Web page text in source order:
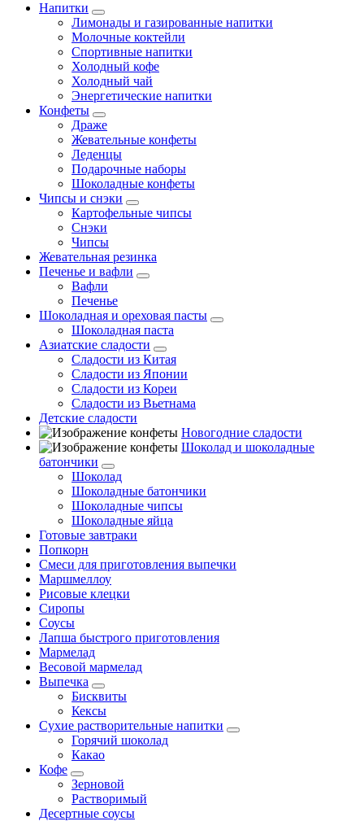
Напитки
Лимонады и газированные напитки
Молочные коктейли
Спортивные напитки
Холодный кофе
Холодный чай
Энергетические напитки
Конфеты
Драже
Жевательные конфеты
Леденцы
Подарочные наборы
Шоколадные конфеты
Чипсы и снэки
Картофельные чипсы
Снэки
Чипсы
Жевательная резинка
Печенье и вафли
Вафли
Печенье
Шоколадная и ореховая пасты
Шоколадная паста
Азиатские сладости
Сладости из Китая
Сладости из Японии
Сладости из Кореи
Сладости из Вьетнама
Детские сладости
Новогодние сладости
Шоколад и шоколадные
батончики
Шоколад
Шоколадные батончики
Шоколадные чипсы
Шоколадные яйца
Готовые завтраки
Попкорн
Смеси для приготовления выпечки
Маршмеллоу
Рисовые клецки
Сиропы
Соусы
Лапша быстрого приготовления
Мармелад
Весовой мармелад
Выпечка
Бисквиты
Кексы
Сухие растворительные напитки
Горячий шоколад
Какао
Кофе
Зерновой
Растворимый
Десертные соусы